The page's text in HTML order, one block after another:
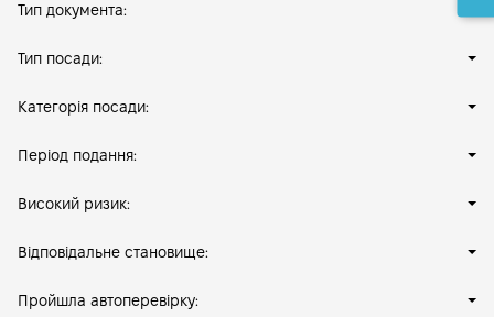
Тип документа:
Тип посади:
Категорія посади:
Період подання:
Високий ризик:
Відповідальне становище:
Пройшла автоперевірку: